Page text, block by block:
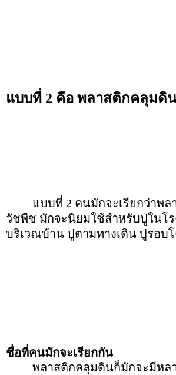
แบบที่ 2 คือ พลาสติกคลุมดิน
แบบที่ 2 คนมักจะเรียกว่าพล
วัชพืช มักจะนิยมใช้สำหรับปูในโร
บริเวณบ้าน ปูตามทางเดิน ปูรอบ
ชื่อที่คนมักจะเรียกกัน
พลาสติกคลุมดินก็มักจะมีหลา